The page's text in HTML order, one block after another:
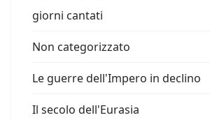
giorni cantati
Non categorizzato
Le guerre dell'Impero in declino
Il secolo dell'Eurasia